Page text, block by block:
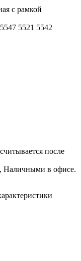
с рамкой
5521 5542
после
Наличными в офисе.